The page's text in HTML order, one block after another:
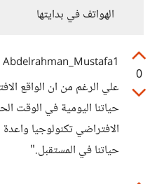
الهواتف في بدايتها
0
Abdelrahman_Mustafa1
علي الرغم من ان الواقع
حياتنا اليومية في الوقت
الافتراضي تكنولوجيا
حياتنا في المستقبل."